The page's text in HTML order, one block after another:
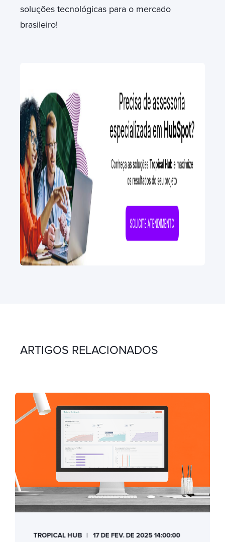
soluções tecnológicas para o mercado
brasileiro!
ARTIGOS RELACIONADOS
TROPICAL HUB
17 DE FEV. DE 2025 14:00:00